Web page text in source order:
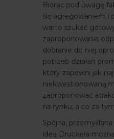
Biorąc pod uwagę
się agregowaniem i
warto szukać
zaproponowania
dobranie do niej
potrzeb działań
który zapewni jak
niekwestionowaną
zaproponować
na rynku, a co za
Spójna,
ideą Druckera